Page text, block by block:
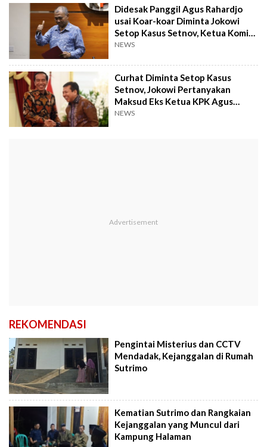
Didesak Panggil Agus Rahardjo
usai Koar-koar Diminta Jokowi
Setop Kasus Setnov, Ketua Komisi
III: Barang Kedaluwarsa
NEWS
Curhat Diminta Setop Kasus
Setnov, Jokowi Pertanyakan
Maksud Eks Ketua KPK Agus
Rahardjo: Untuk Apa Diramaikan?
NEWS
REKOMENDASI
Pengintai Misterius dan CCTV
Mendadak, Kejanggalan di Rumah
Sutrimo
Kematian Sutrimo dan Rangkaian
Kejanggalan yang Muncul dari
Kampung Halaman